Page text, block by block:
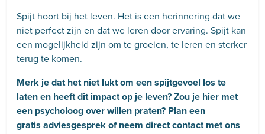
Spijt hoort bij het leven. Het is een herinnering dat we
niet perfect zijn en dat we leren door ervaring. Spijt kan
een mogelijkheid zijn om te groeien, te leren en sterker
terug te komen.
Merk je dat het niet lukt om een spijtgevoel los te
laten en heeft dit impact op je leven? Zou je hier met
een psycholoog over willen praten? Plan een
gratis adviesgesprekof neem directcontactmet ons